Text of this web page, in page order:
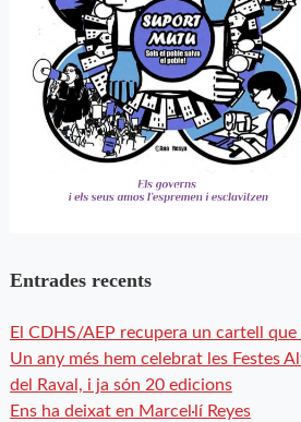
Entrades recents
El CDHS/AEP recupera un cartell
Un any més hem celebrat les Festes
del Raval, i ja són 20 edicions
Ens ha deixat en Marcel·lí Reyes